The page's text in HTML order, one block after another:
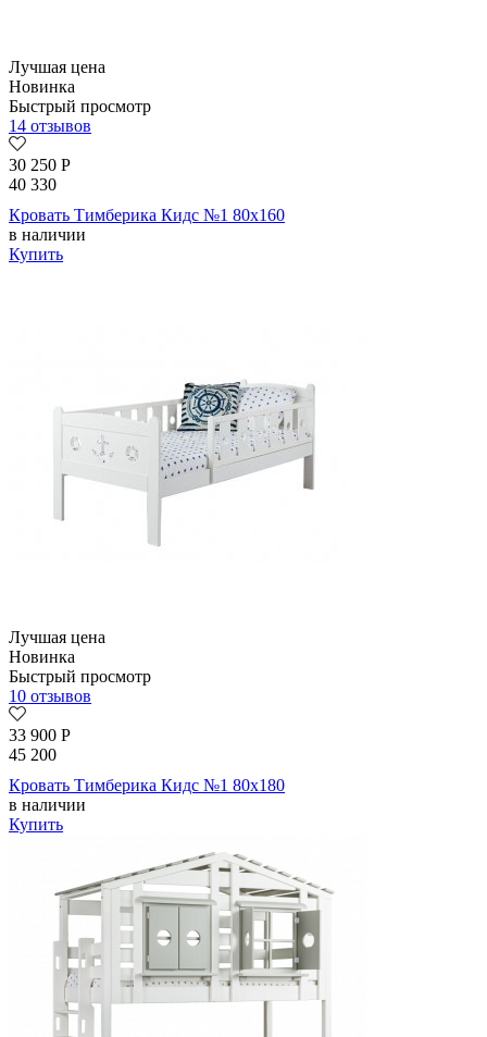
Лучшая цена
Новинка
Быстрый просмотр
14 отзывов
30 250 Р
40 330
Кровать Тимберика Кидс №1 80х160
в наличии
Купить
Лучшая цена
Новинка
Быстрый просмотр
10 отзывов
33 900 Р
45 200
Кровать Тимберика Кидс №1 80х180
в наличии
Купить